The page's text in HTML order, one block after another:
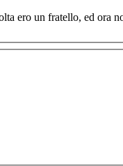
ero un fratello, ed ora